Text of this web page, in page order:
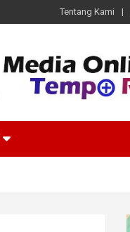
Tentang Kami